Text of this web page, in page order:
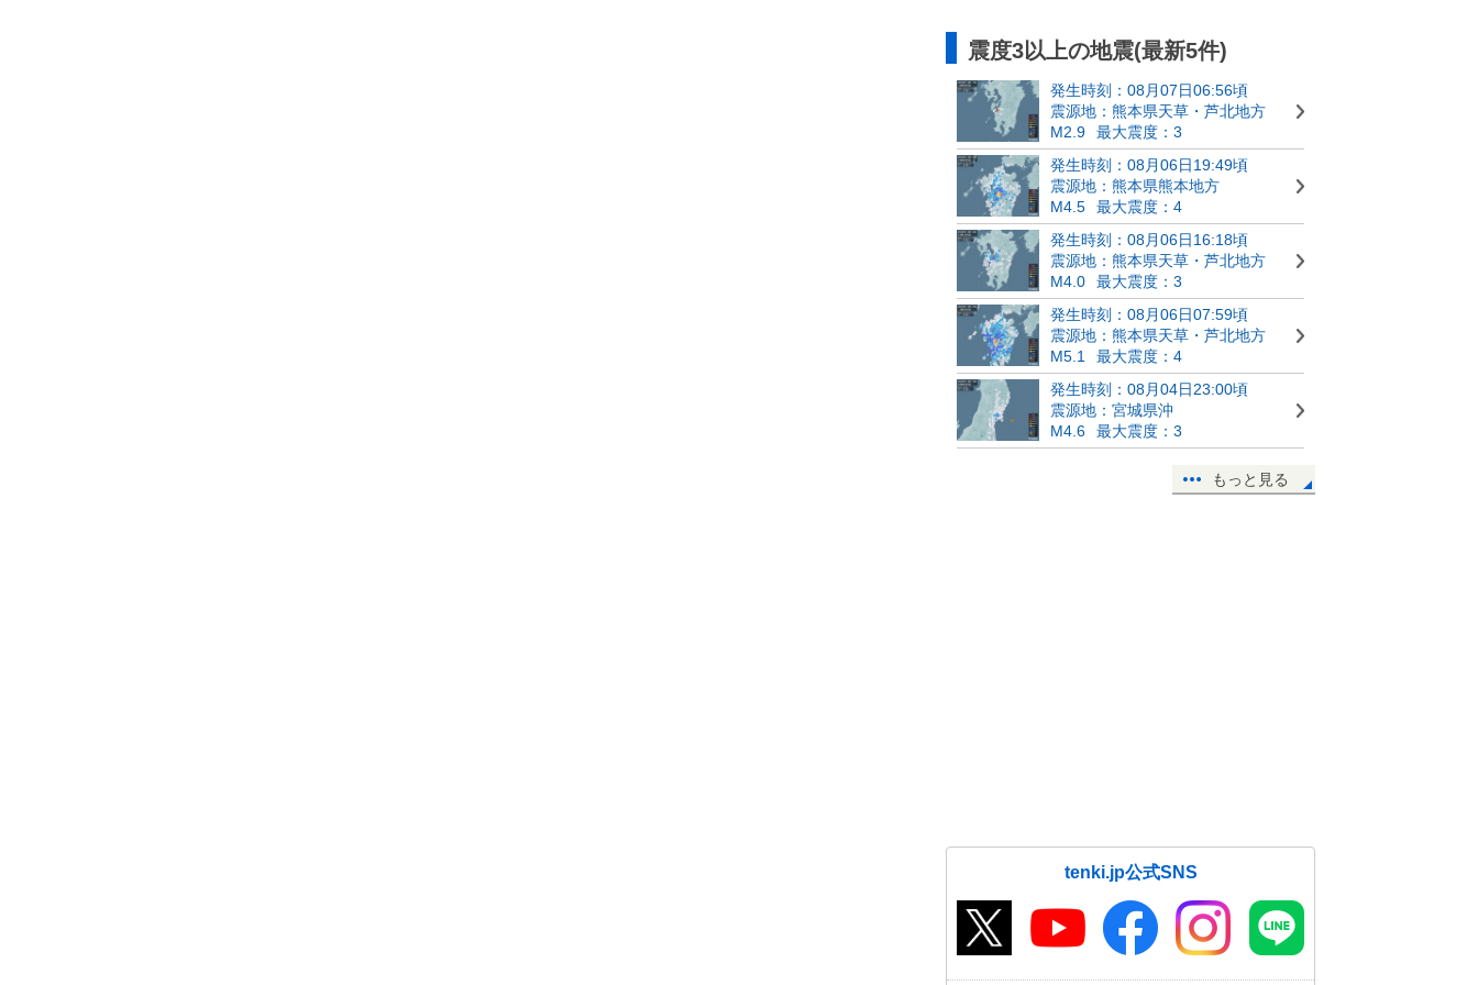
震度3以上の地震(最新5件)
発生時刻：08月07日06:56頃
震源地：熊本県天草・芦北地方
M2.9
最大震度：3
発生時刻：08月06日19:49頃
震源地：熊本県熊本地方
M4.5
最大震度：4
発生時刻：08月06日16:18頃
震源地：熊本県天草・芦北地方
M4.0
最大震度：3
発生時刻：08月06日07:59頃
震源地：熊本県天草・芦北地方
M5.1
最大震度：4
発生時刻：08月04日23:00頃
震源地：宮城県沖
M4.6
最大震度：3
もっと見る
tenki.jp公式SNS